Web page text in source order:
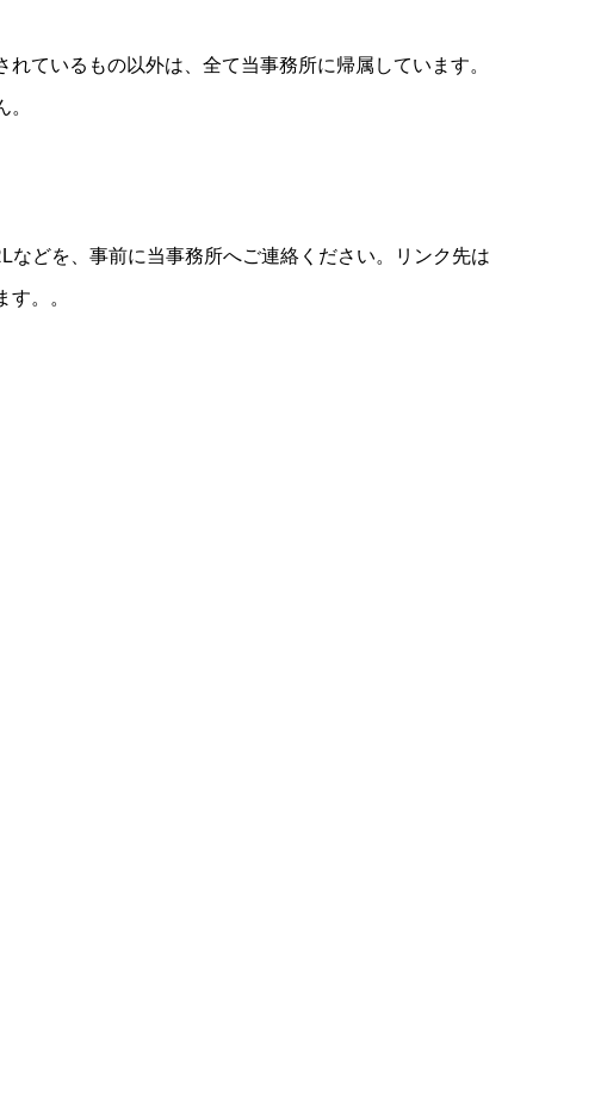
ているもの以外は、全て当事務所に帰属しています。
どを、事前に当事務所へご連絡ください。リンク先は
。。